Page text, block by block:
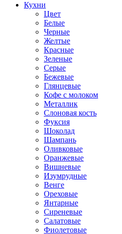
Кухни
Цвет
Белые
Черные
Желтые
Красные
Зеленые
Серые
Бежевые
Глянцевые
Кофе с молоком
Металлик
Слоновая кость
Фуксия
Шоколад
Шампань
Оливковые
Оранжевые
Вишневые
Изумрудные
Венге
Ореховые
Янтарные
Сиреневые
Салатовые
Фиолетовые